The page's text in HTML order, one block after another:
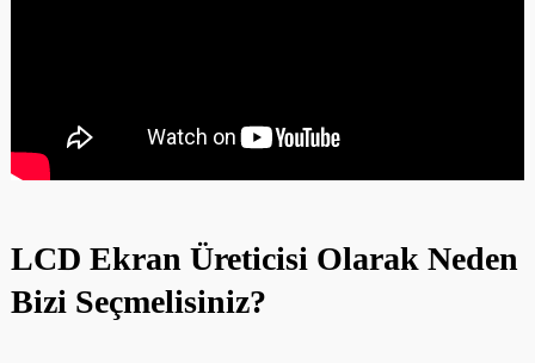
LCD Ekran Üreticisi Olarak Neden
Bizi Seçmelisiniz?